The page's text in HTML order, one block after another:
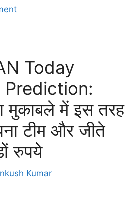
Today
Prediction:
में इस तरह
टीम और जीते
रुपये
Kumar